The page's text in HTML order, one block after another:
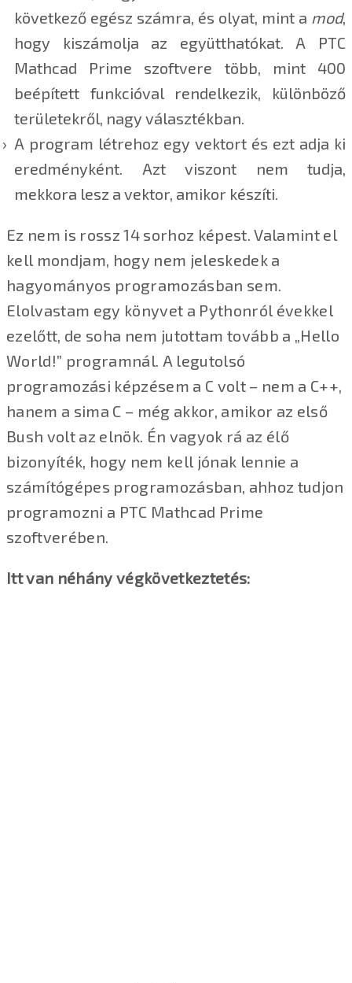
következő egész számra, és olyat, mint a mod,
hogy kiszámolja az együtthatókat. A PTC
Mathcad Prime szoftvere több, mint 400
beépített funkcióval rendelkezik, különböző
területekről, nagy választékban.
A program létrehoz egy vektort és ezt adja ki
eredményként. Azt viszont nem tudja,
mekkora lesz a vektor, amikor készíti.
Ez nem is rossz 14 sorhoz képest. Valamint el
kell mondjam, hogy nem jeleskedek a
hagyományos programozásban sem.
Elolvastam egy könyvet a Pythonról évekkel
ezelőtt, de soha nem jutottam tovább a „Hello
World!” programnál. A legutolsó
programozási képzésem a C volt – nem a C++,
hanem a sima C – még akkor, amikor az első
Bush volt az elnök. Én vagyok rá az élő
bizonyíték, hogy nem kell jónak lennie a
számítógépes programozásban, ahhoz tudjon
programozni a PTC Mathcad Prime
szoftverében.
Itt van néhány végkövetkeztetés: